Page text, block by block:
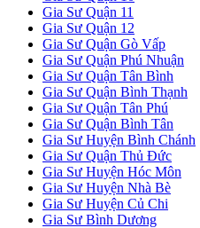
Gia Sư Quận 11
Gia Sư Quận 12
Gia Sư Quận Gò Vấp
Gia Sư Quận Phú Nhuận
Gia Sư Quận Tân Bình
Gia Sư Quận Bình Thạnh
Gia Sư Quận Tân Phú
Gia Sư Quận Bình Tân
Gia Sư Huyện Bình Chánh
Gia Sư Quận Thủ Đức
Gia Sư Huyện Hóc Môn
Gia Sư Huyện Nhà Bè
Gia Sư Huyện Củ Chi
Gia Sư Bình Dương